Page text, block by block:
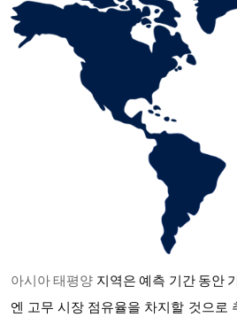
아시아 태평양 지역은 예측 기간 동안
엔 고무 시장 점유율을 차지할 것으로